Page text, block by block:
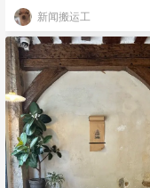
新闻搬运工